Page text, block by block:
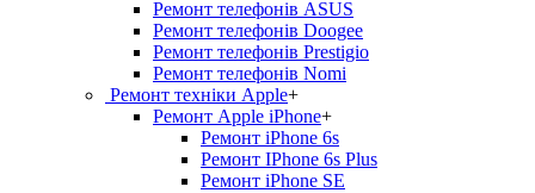
Ремонт телефонів ASUS
Ремонт телефонів Doogee
Ремонт телефонів Prestigio
Ремонт телефонів Nomi
Ремонт техніки Apple+
Ремонт Apple iPhone+
Ремонт iPhone 6s
Ремонт IPhone 6s Plus
Ремонт iPhone SE